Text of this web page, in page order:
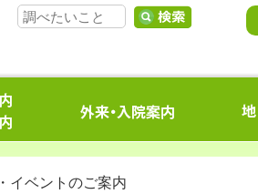
イベントのご案内